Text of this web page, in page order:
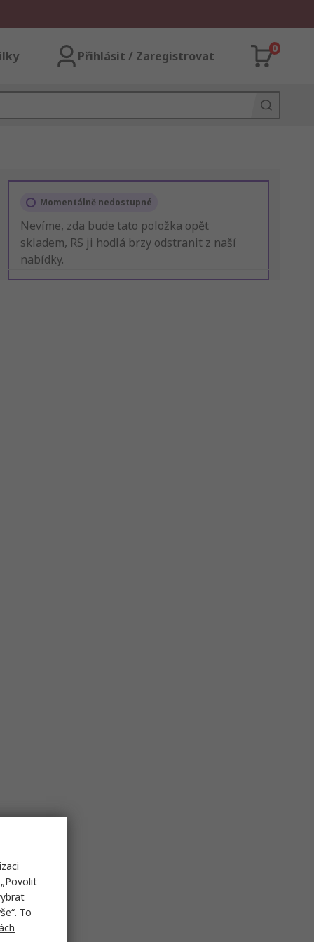
Přihlásit / Zaregistrovat
0
Momentálně nedostupné
Nevíme, zda bude tato položka opět
skladem, RS ji hodlá brzy odstranit z naší
nabídky.
To